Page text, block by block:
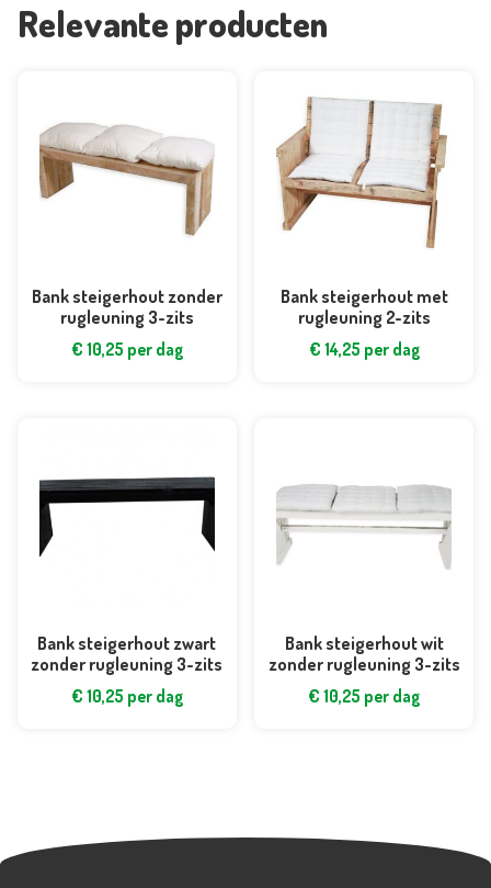
Relevante producten
Bank steigerhout zonder
rugleuning 3-zits
€ 10,25 per dag
Bank steigerhout met
rugleuning 2-zits
€ 14,25 per dag
Bank steigerhout zwart
zonder rugleuning 3-zits
€ 10,25 per dag
Bank steigerhout wit
zonder rugleuning 3-zits
€ 10,25 per dag